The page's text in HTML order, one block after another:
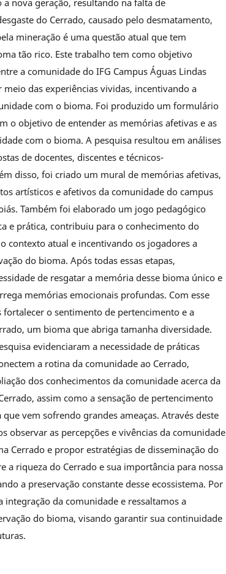
do Cerrado, causado pelo desmatamento,
mineração é uma questão atual que tem
tão rico. Este trabalho tem como objetivo
a comunidade do IFG Campus Águas Lindas
meio das experiências vividas, incentivando a
com o bioma. Foi produzido um formulário
o objetivo de entender as memórias afetivas e as
com o bioma. A pesquisa resultou em análises
de docentes, discentes e técnicos-
disso, foi criado um mural de memórias afetivas,
artísticos e afetivos da comunidade do campus
Também foi elaborado um jogo pedagógico
e prática, contribuiu para o conhecimento do
contexto atual e incentivando os jogadores a
do bioma. Após todas essas etapas,
de resgatar a memória desse bioma único e
memórias emocionais profundas. Com esse
fortalecer o sentimento de pertencimento e a
um bioma que abriga tamanha diversidade.
evidenciaram a necessidade de práticas
a rotina da comunidade ao Cerrado,
dos conhecimentos da comunidade acerca da
assim como a sensação de pertencimento
vem sofrendo grandes ameaças. Através deste
observar as percepções e vivências da comunidade
Cerrado e propor estratégias de disseminação do
a riqueza do Cerrado e sua importância para nossa
a preservação constante desse ecossistema. Por
da comunidade e ressaltamos a
do bioma, visando garantir sua continuidade